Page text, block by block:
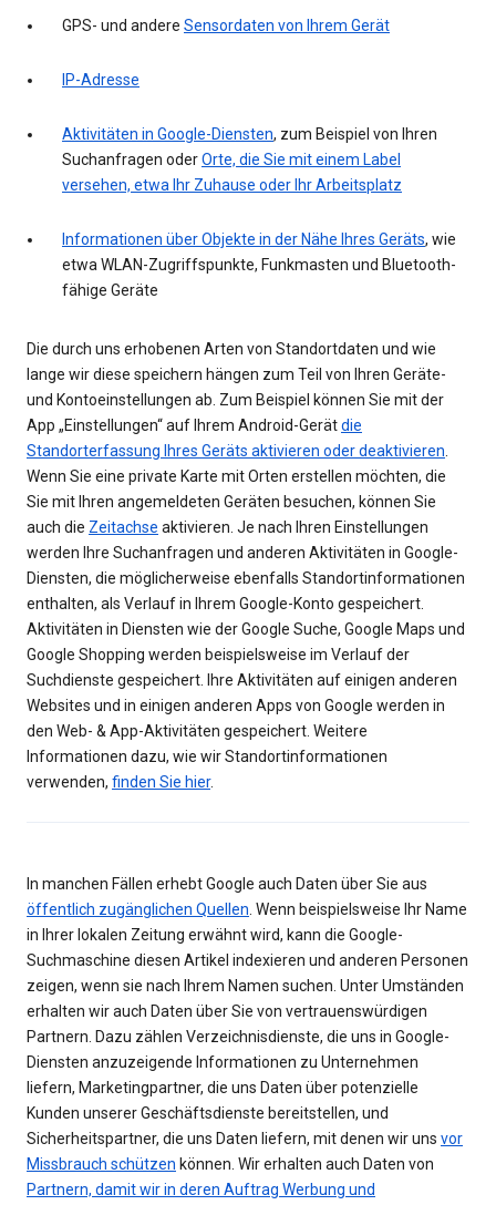
GPS- und andere Sensordaten von Ihrem Gerät
IP-Adresse
Aktivitäten in Google-Diensten, zum Beispiel von Ihren
Suchanfragen oderOrte, die Sie mit einem Label
versehen, etwa Ihr Zuhause oder Ihr Arbeitsplatz
Informationen über Objekte in der Nähe Ihres Geräts, wie
etwa WLAN-Zugriffspunkte, Funkmasten und Bluetooth-
fähige Geräte
Die durch uns erhobenen Arten von Standortdaten und wie
lange wir diese speichern hängen zum Teil von Ihren Geräte-
und Kontoeinstellungen ab. Zum Beispiel können Sie mit der
App „Einstellungen“ auf Ihrem Android-Gerätdie
Standorterfassung Ihres Geräts aktivieren oder deaktivieren
Wenn Sie eine private Karte mit Orten erstellen möchten, die
Sie mit Ihren angemeldeten Geräten besuchen, können Sie
auch die Zeitachse aktivieren. Je nach Ihren Einstellungen
werden Ihre Suchanfragen und anderen Aktivitäten in Google-
Diensten, die möglicherweise ebenfalls Standortinformationen
enthalten, als Verlauf in Ihrem Google-Konto gespeichert.
Aktivitäten in Diensten wie der Google Suche, Google Maps und
Google Shopping werden beispielsweise im Verlauf der
Suchdienste gespeichert. Ihre Aktivitäten auf einigen anderen
Websites und in einigen anderen Apps von Google werden in
den Web- & App-Aktivitäten gespeichert. Weitere
Informationen dazu, wie wir Standortinformationen
verwenden, finden Sie hier.
In manchen Fällen erhebt Google auch Daten über Sie aus
öffentlich zugänglichen Quellen . Wenn beispielsweise Ihr Name
in Ihrer lokalen Zeitung erwähnt wird, kann die Google-
Suchmaschine diesen Artikel indexieren und anderen Personen
zeigen, wenn sie nach Ihrem Namen suchen. Unter Umständen
erhalten wir auch Daten über Sie von vertrauenswürdigen
Partnern. Dazu zählen Verzeichnisdienste, die uns in Google-
Diensten anzuzeigende Informationen zu Unternehmen
liefern, Marketingpartner, die uns Daten über potenzielle
Kunden unserer Geschäftsdienste bereitstellen, und
Sicherheitspartner, die uns Daten liefern, mit denen wir uns vor
Missbrauch schützen können. Wir erhalten auch Daten von
Partnern, damit wir in deren Auftrag Werbung und